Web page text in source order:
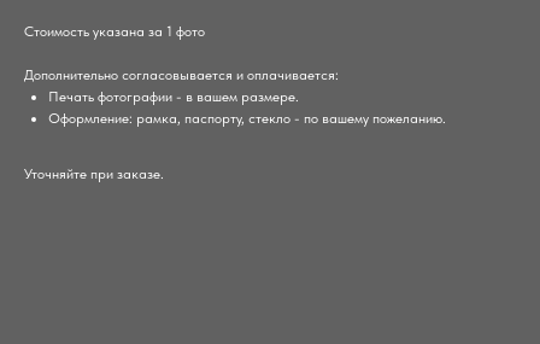
Стоимость указана за 1 фото
Дополнительно согласовывается и оплачивается:
Печать фотографии - в вашем размере.
Оформление: рамка, паспорту, стекло - по вашему пожеланию.
Уточняйте при заказе.